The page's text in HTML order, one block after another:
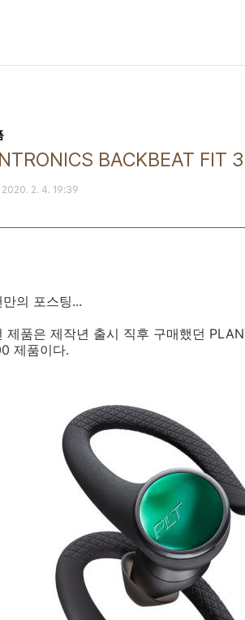
BACKBEAT FIT
2020. 2. 4. 19:39
만의 포스팅...
제품은 제작년 출시 직후 구매했던
제품이다.